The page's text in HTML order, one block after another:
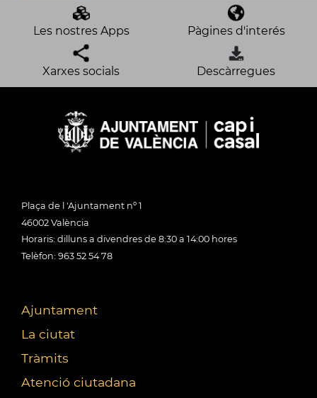
Les nostres Apps Pàgines d'interés
Xarxes socials Descàrregues
Plaça de l 'Ajuntament nº 1
46002 València
Horaris: dilluns a divendres de 8:30 a 14:00 hores
Telèfon: 963 52 54 78
Ajuntament
La ciutat
Tràmits
Atenció ciutadana